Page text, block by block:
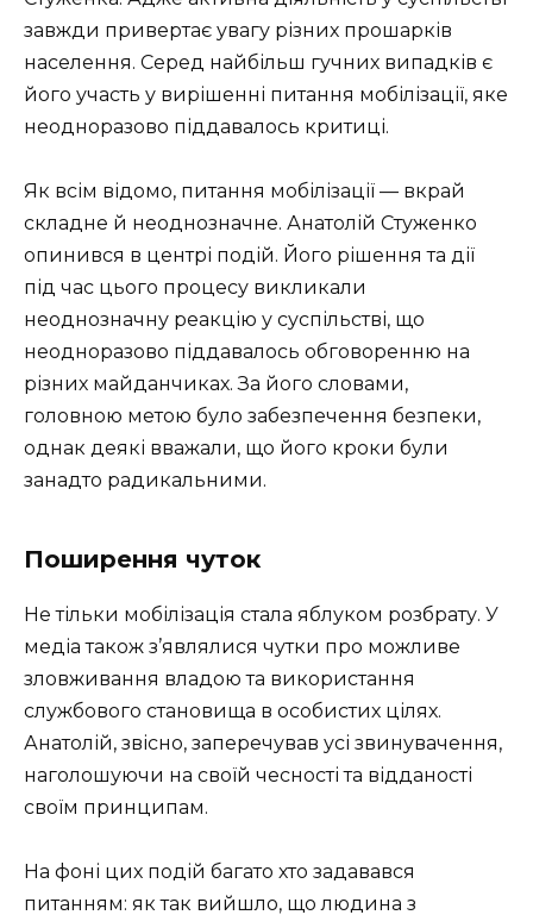
завжди привертає увагу різних прошарків
населення. Серед найбільш гучних випадків є
його участь у вирішенні питання мобілізації, яке
неодноразово піддавалось критиці.
Як всім відомо, питання мобілізації — вкрай
складне й неоднозначне. Анатолій Стуженко
опинився в центрі подій. Його рішення та дії
під час цього процесу викликали
неоднозначну реакцію у суспільстві, що
неодноразово піддавалось обговоренню на
різних майданчиках. За його словами,
головною метою було забезпечення безпеки,
однак деякі вважали, що його кроки були
занадто радикальними.
Поширення чуток
Не тільки мобілізація стала яблуком розбрату. У
медіа також з’являлися чутки про можливе
зловживання владою та використання
службового становища в особистих цілях.
Анатолій, звісно, заперечував усі звинувачення,
наголошуючи на своїй чесності та відданості
своїм принципам.
На фоні цих подій багато хто задавався
питанням: як так вийшло, що людина з